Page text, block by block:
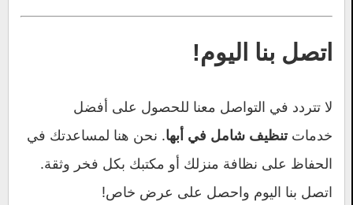
اتصل بنا اليوم!
لا تتردد في التواصل معنا للحصول على أفضل
خدماتتنظيف شامل في أبها. نحن هنا لمساعدتك في
الحفاظ على نظافة منزلك أو مكتبك بكل فخر وثقة.
اتصل بنا اليوم واحصل على عرض خاص!